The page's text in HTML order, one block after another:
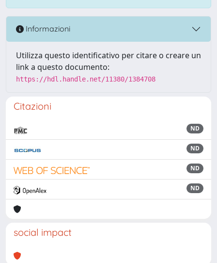
Informazioni
Utilizza questo identificativo per citare o creare un
link a questo documento:
https://hdl.handle.net/11380/1384708
Citazioni
ND
ND
ND
ND
social impact